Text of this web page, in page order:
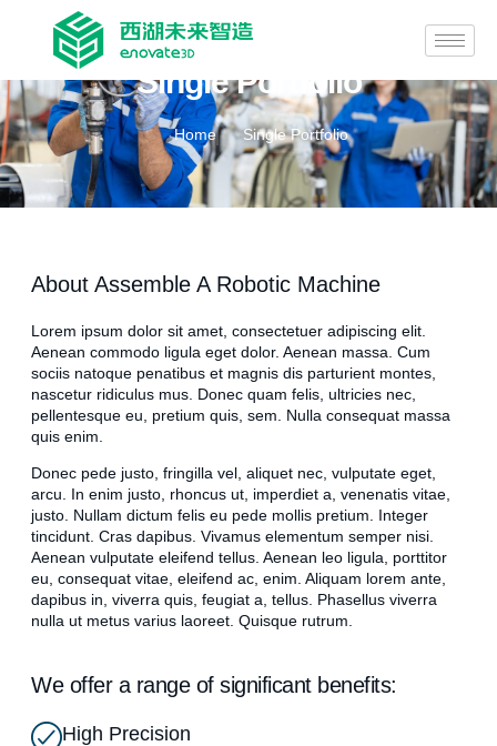
Single Portfolio
Home Single Portfolio
About Assemble A Robotic Machine
Lorem ipsum dolor sit amet, consectetuer adipiscing elit.
Aenean commodo ligula eget dolor. Aenean massa. Cum
sociis natoque penatibus et magnis dis parturient montes,
nascetur ridiculus mus. Donec quam felis, ultricies nec,
pellentesque eu, pretium quis, sem. Nulla consequat massa
quis enim.
Donec pede justo, fringilla vel, aliquet nec, vulputate eget,
arcu. In enim justo, rhoncus ut, imperdiet a, venenatis vitae,
justo. Nullam dictum felis eu pede mollis pretium. Integer
tincidunt. Cras dapibus. Vivamus elementum semper nisi.
Aenean vulputate eleifend tellus. Aenean leo ligula, porttitor
eu, consequat vitae, eleifend ac, enim. Aliquam lorem ante,
dapibus in, viverra quis, feugiat a, tellus. Phasellus viverra
nulla ut metus varius laoreet. Quisque rutrum.
We offer a range of significant benefits:
High Precision